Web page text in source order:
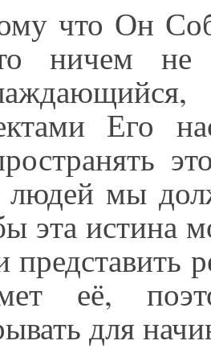
что Он
ничем не
Его
мы
эта истина
представить
её,
для